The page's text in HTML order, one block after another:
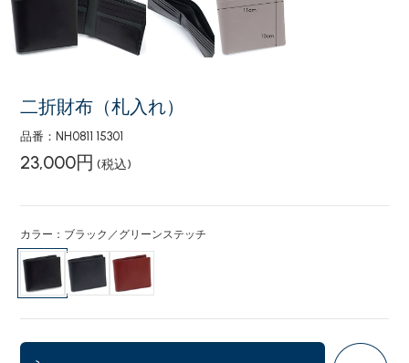
二折財布（札入れ）
品番：NH0811 15301
23,000円 (税込)
カラー：ブラック／グリーンステッチ